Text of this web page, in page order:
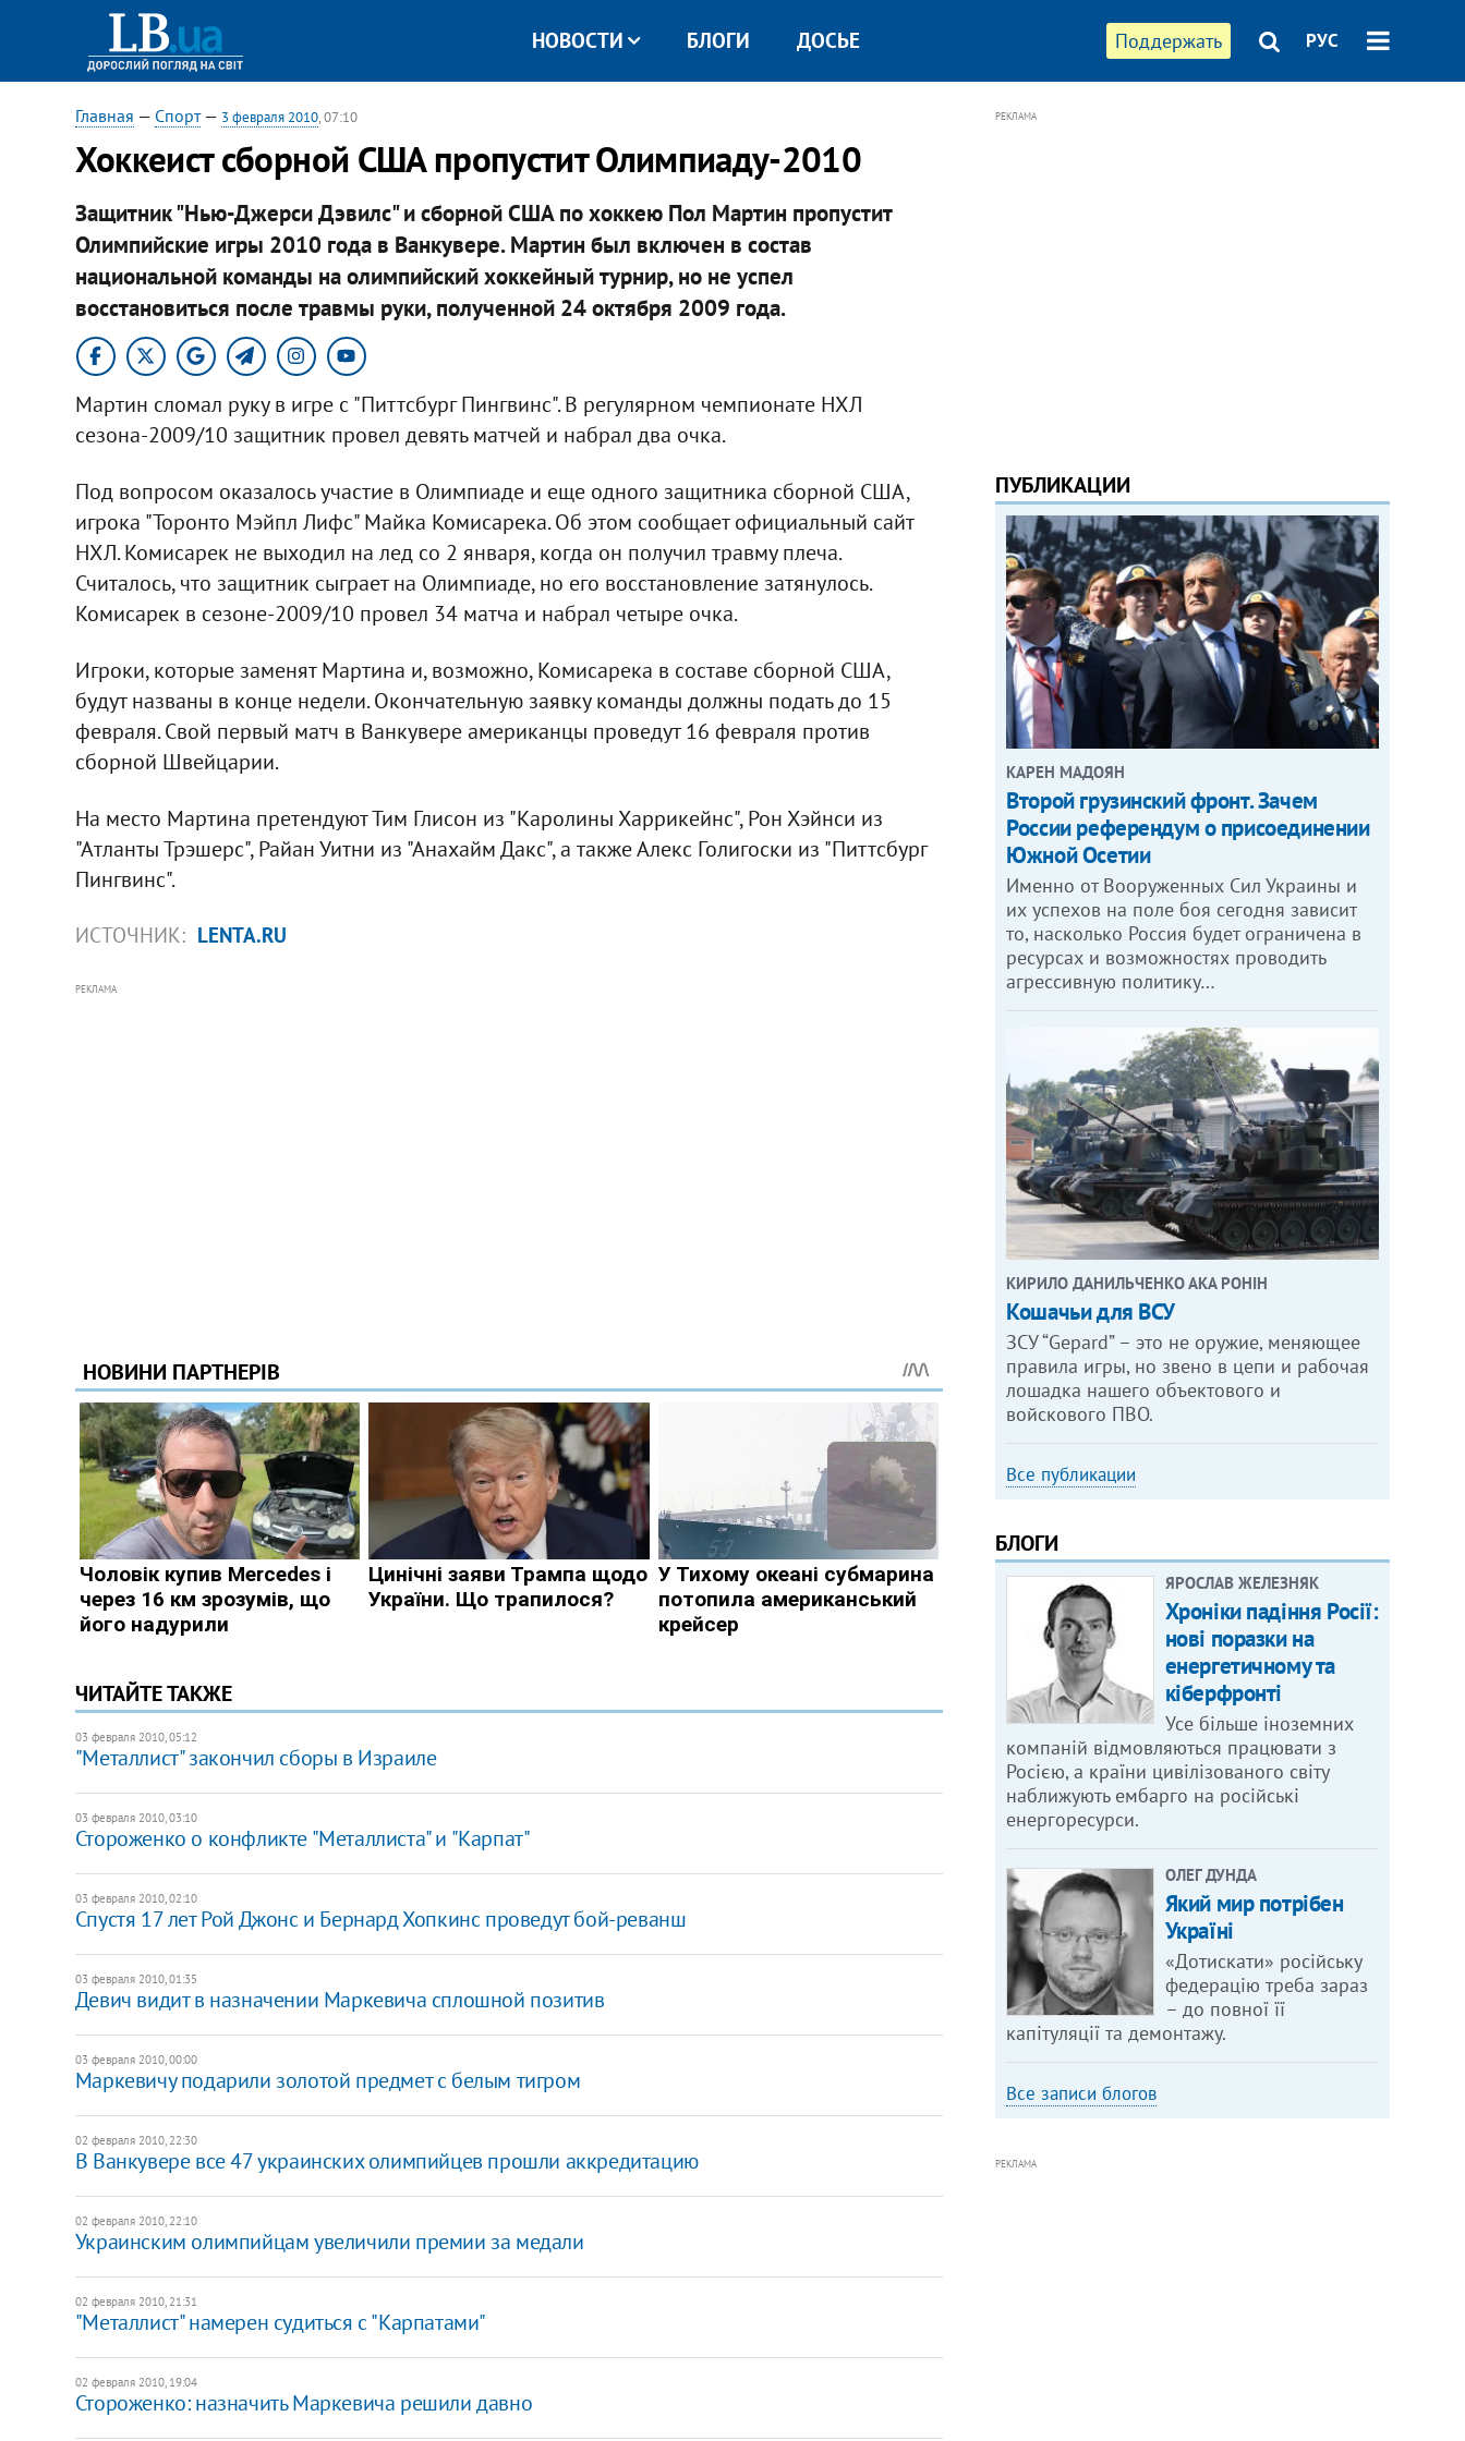
Поддержать РУС
НОВОСТИ БЛОГИ ДОСЬЕ
Главная — Спорт— 3 февраля 2010, 07:10
Хоккеист сборной США пропустит Олимпиаду-2010
Защитник "Нью-Джерси Дэвилс" и сборной США по хоккею Пол Мартин пропустит
Олимпийские игры 2010 года в Ванкувере. Мартин был включен в состав
национальной команды на олимпийский хоккейный турнир, но не успел
восстановиться после травмы руки, полученной 24 октября 2009 года.
Мартин сломал руку в игре с "Питтсбург Пингвинс". В регулярном чемпионате НХЛ
сезона-2009/10 защитник провел девять матчей и набрал два очка.
Под вопросом оказалось участие в Олимпиаде и еще одного защитника сборной США,
игрока "Торонто Мэйпл Лифс" Майка Комисарека. Об этом сообщает официальный сайт
НХЛ. Комисарек не выходил на лед со 2 января, когда он получил травму плеча.
Считалось, что защитник сыграет на Олимпиаде, но его восстановление затянулось.
Комисарек в сезоне-2009/10 провел 34 матча и набрал четыре очка.
Игроки, которые заменят Мартина и, возможно, Комисарека в составе сборной США,
будут названы в конце недели. Окончательную заявку команды должны подать до 15
февраля. Свой первый матч в Ванкувере американцы проведут 16 февраля против
сборной Швейцарии.
На место Мартина претендуют Тим Глисон из "Каролины Харрикейнс", Рон Хэйнси из
"Атланты Трэшерс", Райан Уитни из "Анахайм Дакс", а также Алекс Голигоски из "Питтсбург
Пингвинс".
ИСТОЧНИК: LENTA.RU
РЕКЛАМА
ЧИТАЙТЕ ТАКЖЕ
03 февраля 2010, 05:12
"Металлист" закончил сборы в Израиле
03 февраля 2010, 03:10
Стороженко о конфликте "Металлиста" и "Карпат"
03 февраля 2010, 02:10
Спустя 17 лет Рой Джонс и Бернард Хопкинс проведут бой-реванш
03 февраля 2010, 01:35
Девич видит в назначении Маркевича сплошной позитив
03 февраля 2010, 00:00
Маркевичу подарили золотой предмет с белым тигром
02 февраля 2010, 22:30
В Ванкувере все 47 украинских олимпийцев прошли аккредитацию
02 февраля 2010, 22:10
Украинским олимпийцам увеличили премии за медали
02 февраля 2010, 21:31
"Металлист" намерен судиться с "Карпатами"
02 февраля 2010, 19:04
Стороженко: назначить Маркевича решили давно
РЕКЛАМА
ПУБЛИКАЦИИ
КАРЕН МАДОЯН
Второй грузинский фронт. Зачем
России референдум о присоединении
Южной Осетии
Именно от Вооруженных Сил Украины и
их успехов на поле боя сегодня зависит
то, насколько Россия будет ограничена в
ресурсах и возможностях проводить
агрессивную политику…
КИРИЛО ДАНИЛЬЧЕНКО АКА РОНІН
Кошачьи для ВСУ
ЗСУ “Gepard” – это не оружие, меняющее
правила игры, но звено в цепи и рабочая
лошадка нашего объектового и
войскового ПВО.
Все публикации
БЛОГИ
ЯРОСЛАВ ЖЕЛЕЗНЯК
Хроніки падіння Росії:
нові поразки на
енергетичному та
кіберфронті
Усе більше іноземних
компаній відмовляються працювати з
Росією, а країни цивілізованого світу
наближують ембарго на російські
енергоресурси.
ОЛЕГ ДУНДА
Який мир потрібен
Україні
«Дотискати» російську
федерацію треба зараз
– до повної її
капітуляції та демонтажу.
Все записи блогов
РЕКЛАМА